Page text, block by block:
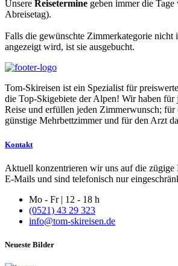
Unsere Reisetermine geben immer die
Abreisetag).
Falls die gewünschte Zimmerkategorie nicht
angezeigt wird, ist sie ausgebucht.
Tom-Skireisen ist ein Spezialist für
die Top-Skigebiete der Alpen! Wir haben für
Reise und erfüllen jeden Zimmerwunsch; für
günstige Mehrbettzimmer und für den Arzt
Kontakt
Aktuell konzentrieren wir uns auf die zügige
E-Mails und sind telefonisch nur
Mo - Fr | 12 - 18 h
(0521) 43 29 323
info@tom-skireisen.de
Neueste Bilder